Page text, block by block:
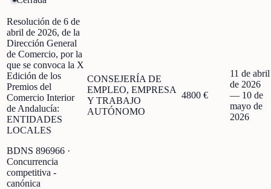
Resolución de 6 de
abril de 2026, de la
Dirección General
de Comercio, por la
que se convoca la X
Edición de los
Premios del
Comercio Interior
de Andalucía:
ENTIDADES
LOCALES
BDNS 896966 ·
Concurrencia
competitiva -
canónica
CONSEJERÍA DE
EMPLEO, EMPRESA
Y TRABAJO
AUTÓNOMO
4800 €
11 de abril
de 2026
— 10 de
mayo de
2026